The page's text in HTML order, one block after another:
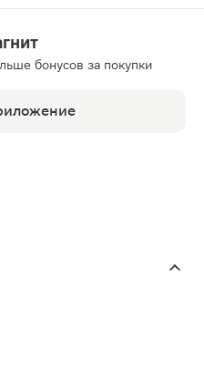
бонусов за покупки